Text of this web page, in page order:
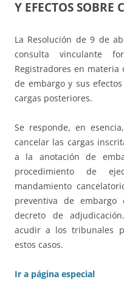
Y EFECTOS SOBRE
La Resolución de 9 de
consulta vinculante
Registradores en materia
de embargo y sus
cargas posteriores.
Se responde, en
cancelar las cargas
a la anotación de
procedimiento de
mandamiento
preventiva de
decreto de
acudir a los tribunales
estos casos.
Ir a página especial